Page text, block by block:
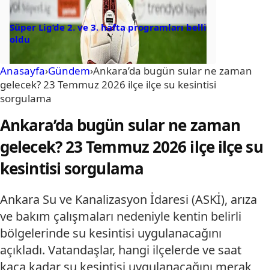
Süper Lig’de 2. ve 3. hafta programları belli
oldu
Anasayfa›Gündem›Ankara’da bugün sular ne zaman
gelecek? 23 Temmuz 2026 ilçe ilçe su kesintisi
sorgulama
Ankara’da bugün sular ne zaman
gelecek? 23 Temmuz 2026 ilçe ilçe su
kesintisi sorgulama
Ankara Su ve Kanalizasyon İdaresi (ASKİ), arıza
ve bakım çalışmaları nedeniyle kentin belirli
bölgelerinde su kesintisi uygulanacağını
açıkladı. Vatandaşlar, hangi ilçelerde ve saat